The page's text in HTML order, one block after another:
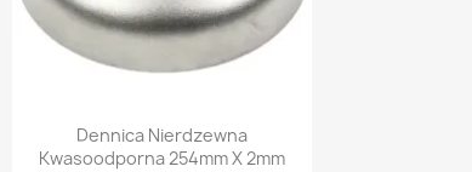
Pikakatselu
Dennica Nierdzewna
Kwasoodporna 254mm X 2mm